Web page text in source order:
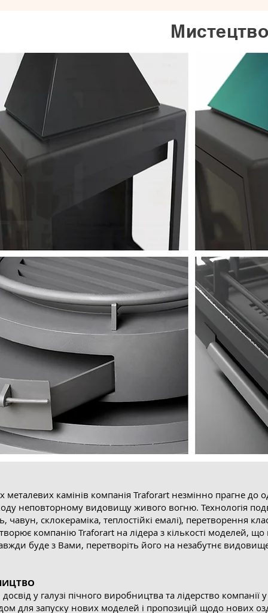
металевих камінів компанія Traforart незмінно прагне до
неповторному видовищу живого вогню. Технологія
чавун, склокераміка, теплостійкі емалі), перетворення
компанію Traforart на лідера з кількості моделей,
буде з Вами, перетворіть його на незабутнє
у галузі пічного виробництва та лідерство компанії
для запуску нових моделей і пропозицій щодо нових